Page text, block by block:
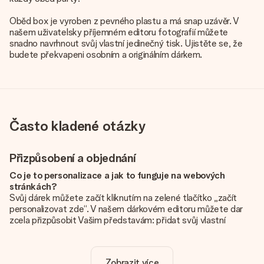
Oběd box je vyroben z pevného plastu a má snap uzávěr. V
našem uživatelsky příjemném editoru fotografií můžete
snadno navrhnout svůj vlastní jedinečný tisk. Ujistěte se, že
budete překvapeni osobním a originálním dárkem.
Často kladené otázky
Přizpůsobení a objednání
Co je to personalizace a jak to funguje na webových
stránkách?
Svůj dárek můžete začít kliknutím na zelené tlačítko „začít
personalizovat zde“. V našem dárkovém editoru můžete dar
zcela přizpůsobit Vašim představám: přidat svůj vlastní